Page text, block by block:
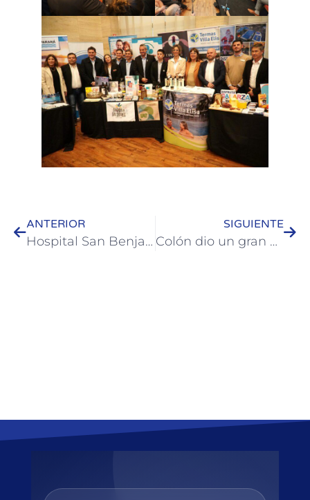
ANTERIOR
Hospital San Benjamín, la Municipalidad de Colón e instituciones unidos por la donación voluntaria de sangre
SIGUIENTE
Colón dio un gran paso en la unidad y el compromiso con la Paz